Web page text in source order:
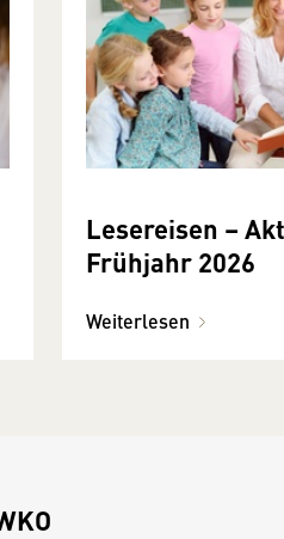
Lesereisen –
Frühjahr 2026
Weiterlesen